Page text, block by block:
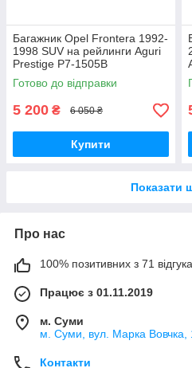
Багажник Opel Frontera 1992-
1998 SUV на рейлинги Aguri
Prestige P7-1505B
Готово до відправки
5 200 ₴ 6 050 ₴
Купити
Показати
Про нас
100% позитивних з 71
Працює з 01.11.2019
м. Суми
м. Суми, вул. Марка Вовчка,
Контакти